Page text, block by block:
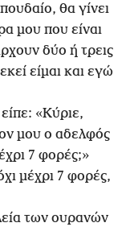
θα γίνει
μου που είναι
δύο ή τρεις
εκεί είμαι και εγώ
«Κύριε,
μου ο αδελφός
7 φορές;»
μέχρι 7 φορές,
των ουρανών